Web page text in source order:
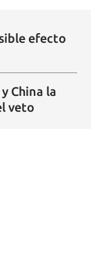
efecto
China la
veto